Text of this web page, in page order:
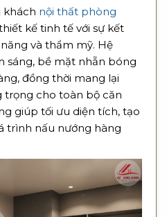
khách nội thất phòng
kế tinh tế với sự kết
và thẩm mỹ. Hệ
sáng, bề mặt nhẵn bóng
đồng thời mang lại
trọng cho toàn bộ căn
giúp tối ưu diện tích, tạo
trình nấu nướng hàng